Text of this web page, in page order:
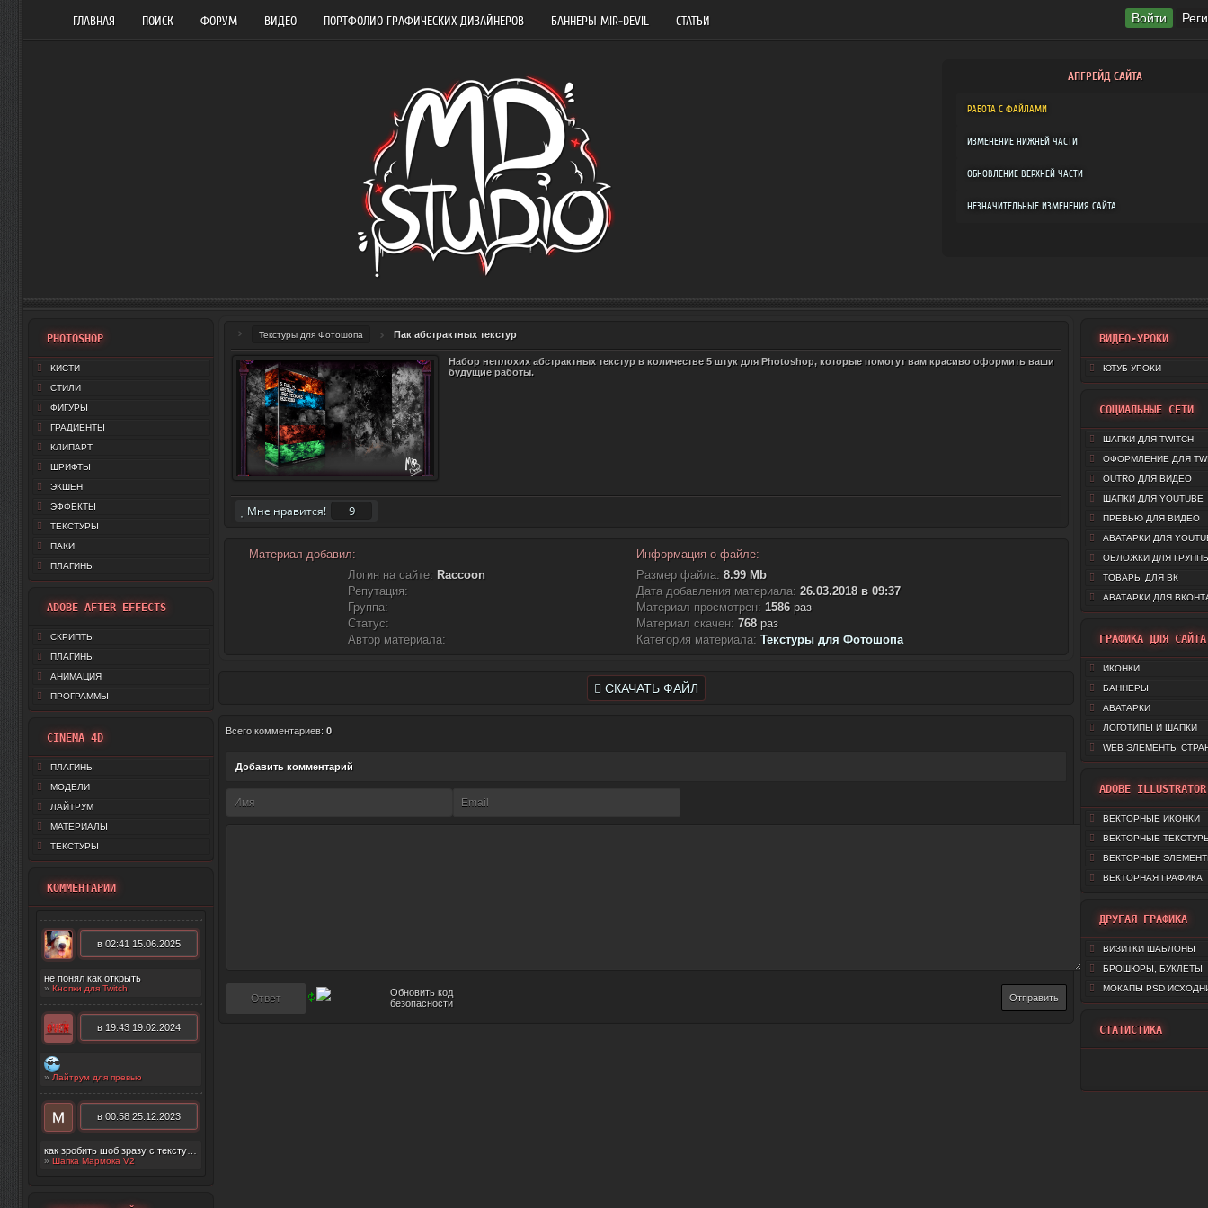
Войти
ГЛАВНАЯ ПОИСК ФОРУМ ВИДЕО ПОРТФОЛИО ГРАФИЧЕСКИХ ДИЗАЙНЕРОВ БАННЕРЫ MIR-DEVIL СТАТЬИ
АПГРЕЙД САЙТА
РАБОТА С ФАЙЛАМИ
ИЗМЕНЕНИЕ НИЖНЕЙ ЧАСТИ
ОБНОВЛЕНИЕ ВЕРХНЕЙ ЧАСТИ
НЕЗНАЧИТЕЛЬНЫЕ ИЗМЕНЕНИЯ САЙТА
ВИДЕО-УРОКИ
ЮТУБ УРОКИ
СОЦИАЛЬНЫЕ СЕТИ
ШАПКИ ДЛЯ TWITCH
ОФОРМЛЕНИЕ ДЛЯ
OUTRO ДЛЯ ВИДЕО
ШАПКИ ДЛЯ YOUTUBE
ПРЕВЬЮ ДЛЯ ВИДЕО
АВАТАРКИ ДЛЯ
ОБЛОЖКИ ДЛЯ
ТОВАРЫ ДЛЯ ВК
АВАТАРКИ ДЛЯ
ГРАФИКА ДЛЯ САЙТА
ИКОНКИ
БАННЕРЫ
АВАТАРКИ
ЛОГОТИПЫ И ШАПКИ
WEB ЭЛЕМЕНТЫ
ADOBE ILLUSTRATOR
ВЕКТОРНЫЕ ИКОНКИ
ВЕКТОРНЫЕ
ВЕКТОРНЫЕ
ВЕКТОРНАЯ ГРАФИКА
ДРУГАЯ ГРАФИКА
ВИЗИТКИ ШАБЛОНЫ
БРОШЮРЫ, БУКЛЕТЫ
МОКАПЫ PSD
СТАТИСТИКА
PHOTOSHOP
КИСТИ
СТИЛИ
ФИГУРЫ
ГРАДИЕНТЫ
КЛИПАРТ
ШРИФТЫ
ЭКШЕН
ЭФФЕКТЫ
ТЕКСТУРЫ
ПАКИ
ПЛАГИНЫ
ADOBE AFTER EFFECTS
СКРИПТЫ
ПЛАГИНЫ
АНИМАЦИЯ
ПРОГРАММЫ
CINEMA 4D
ПЛАГИНЫ
МОДЕЛИ
ЛАЙТРУМ
МАТЕРИАЛЫ
ТЕКСТУРЫ
КОММЕНТАРИИ
в 02:41 15.06.2025
не понял как открыть
» Кнопки для Twitch
в 19:43 19.02.2024
» Лайтрум для превью
в 00:58 25.12.2023
» Шапка Мармока V2
Текстуры для Фотошопа Пак абстрактных текстур
Набор неплохих абстрактных текстур в количестве 5 штук для Photoshop, которые помогут вам красиво оформить ваши
будущие работы.
Мне нравится! 9
Материал добавил:
Логин на сайте: Raccoon
Репутация:
Группа:
Статус:
Автор материала:
Информация о файле:
Размер файла: 8.99 Mb
Дата добавления материала: 26.03.2018 в 09:37
Материал просмотрен: 1586 раз
Материал скачен: 768 раз
Категория материала: Текстуры для Фотошопа
СКАЧАТЬ ФАЙЛ
Всего комментариев: 0
Добавить комментарий